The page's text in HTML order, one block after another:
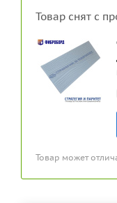
Товар снят с
Товар может